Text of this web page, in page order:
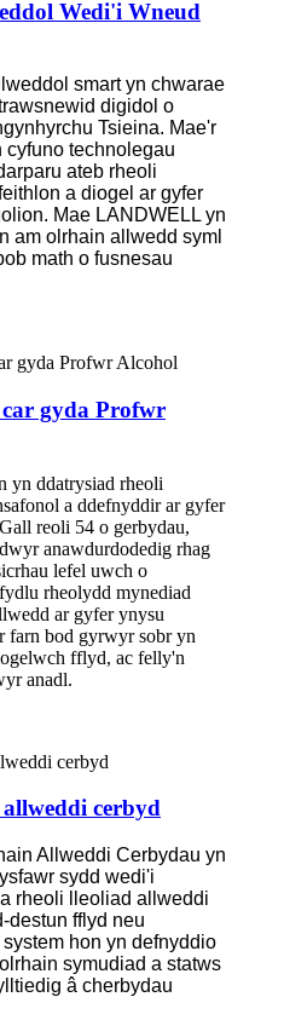
Wedi'i Wneud
smart yn chwarae
digidol o
Tsieina. Mae'r
technolegau
ateb rheoli
a diogel ar gyfer
Mae LANDWELL yn
am olrhain allwedd syml
math o fusnesau
gyda Profwr
yn ddatrysiad rheoli
a ddefnyddir ar gyfer
reoli 54 o gerbydau,
anawdurdodedig rhag
lefel uwch o
rheolydd mynediad
ar gyfer ynysu
farn bod gyrwyr sobr yn
fflyd, ac felly'n
anadl.
cerbyd
Allweddi Cerbydau yn
sydd wedi'i
rheoli lleoliad allweddi
destun fflyd neu
hon yn defnyddio
symudiad a statws
â cherbydau